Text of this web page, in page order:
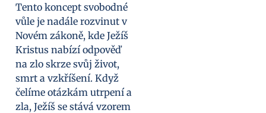
Tento koncept svobodné
vůle je nadále rozvinut v
Novém zákoně, kde Ježíš
Kristus nabízí odpověď
na zlo skrze svůj život,
smrt a vzkříšení. Když
čelíme otázkám utrpení a
zla, Ježíš se stává vzorem